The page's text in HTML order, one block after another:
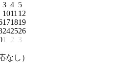
3 4 5
1011 12
171819
242526
1 2 3
なし）